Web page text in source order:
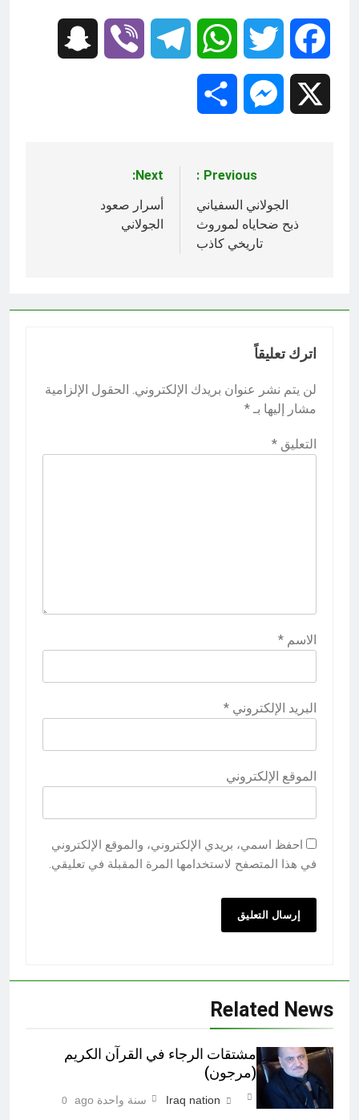
Facebook
Twitter
WhatsApp
Telegram
Viber
Messenger
المقالات
Previous:
الجولاني السفياني
ذبح ضحاياه لموروث
تاريخي كاذب
Next:
أسرار صعود
الجولاني
اترك تعليقاً
لن يتم نشر عنوان بريدك الإلكتروني. الحقول الإلزامية
مشار إليها بـ *
التعليق *
الاسم *
البريد الإلكتروني *
الموقع الإلكتروني
احفظ اسمي، بريدي الإلكتروني، والموقع الإلكتروني
في هذا المتصفح لاستخدامها المرة المقبلة في تعليقي.
Related News
مشتقات الرجاء في القرآن الكريم
(مرجون)‎
Iraq nation سنة واحدة ago 0